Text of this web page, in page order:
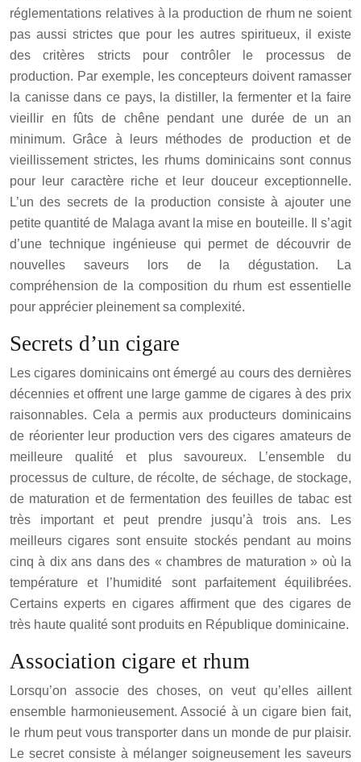
réglementations relatives à la production de rhum ne soient
pas aussi strictes que pour les autres spiritueux, il existe
des critères stricts pour contrôler le processus de
production. Par exemple, les concepteurs doivent ramasser
la canisse dans ce pays, la distiller, la fermenter et la faire
vieillir en fûts de chêne pendant une durée de un an
minimum. Grâce à leurs méthodes de production et de
vieillissement strictes, les rhums dominicains sont connus
pour leur caractère riche et leur douceur exceptionnelle.
L’un des secrets de la production consiste à ajouter une
petite quantité de Malaga avant la mise en bouteille. Il s’agit
d’une technique ingénieuse qui permet de découvrir de
nouvelles saveurs lors de la dégustation. La
compréhension de la composition du rhum est essentielle
pour apprécier pleinement sa complexité.
Secrets d’un cigare
Les cigares dominicains ont émergé au cours des dernières
décennies et offrent une large gamme de cigares à des prix
raisonnables. Cela a permis aux producteurs dominicains
de réorienter leur production vers des cigares amateurs de
meilleure qualité et plus savoureux. L’ensemble du
processus de culture, de récolte, de séchage, de stockage,
de maturation et de fermentation des feuilles de tabac est
très important et peut prendre jusqu’à trois ans. Les
meilleurs cigares sont ensuite stockés pendant au moins
cinq à dix ans dans des « chambres de maturation » où la
température et l’humidité sont parfaitement équilibrées.
Certains experts en cigares affirment que des cigares de
très haute qualité sont produits en République dominicaine.
Association cigare et rhum
Lorsqu’on associe des choses, on veut qu’elles aillent
ensemble harmonieusement. Associé à un cigare bien fait,
le rhum peut vous transporter dans un monde de pur plaisir.
Le secret consiste à mélanger soigneusement les saveurs